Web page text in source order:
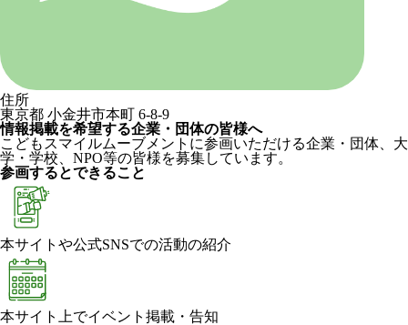
住所
東京都 小金井市本町 6-8-9
情報掲載を希望する企業・団体の皆様へ
こどもスマイルムーブメントに参画いただける企業・団体、大
学・学校、NPO等の皆様を募集しています。
参画するとできること
本サイトや公式SNSでの活動の紹介
本サイト上でイベント掲載・告知